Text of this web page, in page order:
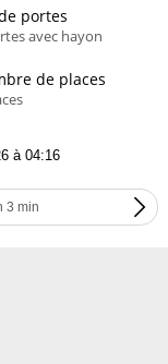
portes
avec hayon
de places
à 04:16
3 min